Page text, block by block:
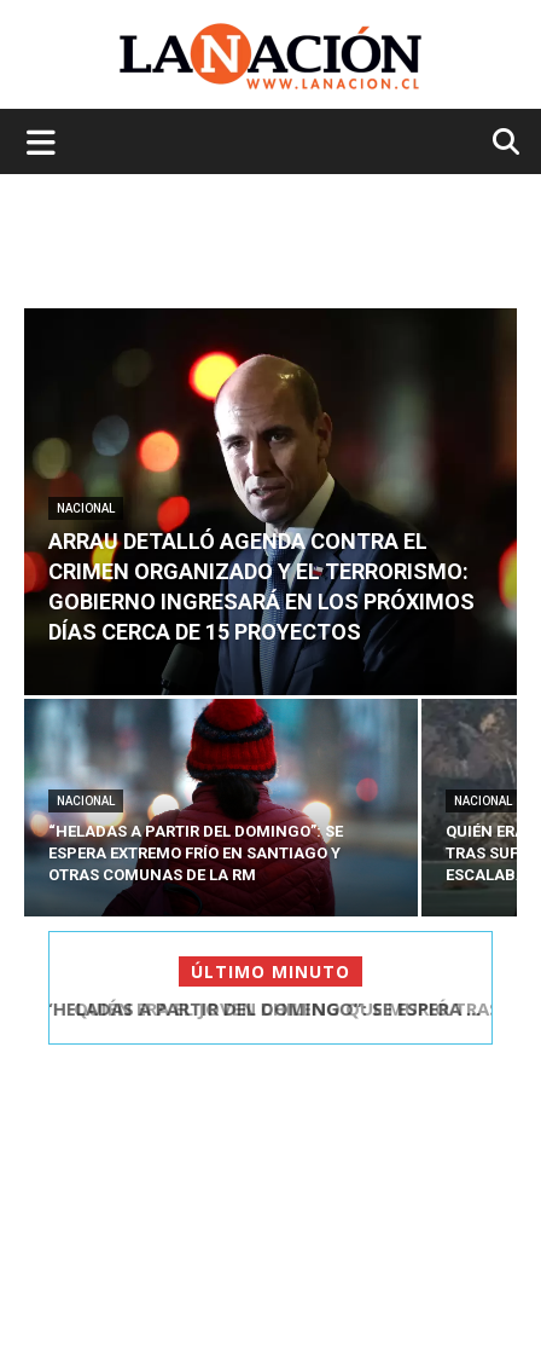
NACIONAL
ARRAU DETALLÓ AGENDA CONTRA EL
CRIMEN ORGANIZADO Y EL TERRORISMO:
GOBIERNO INGRESARÁ EN LOS PRÓXIMOS
DÍAS CERCA DE 15 PROYECTOS
NACIONAL
“HELADAS A PARTIR DEL DOMINGO”: SE
ESPERA EXTREMO FRÍO EN SANTIAGO Y
OTRAS COMUNAS DE LA RM
NACIONAL
QUIÉN ERA
TRAS
ESCALABA
ÚLTIMO MINUTO
QUIÉN ERA EL JOVEN CHILENO QUE MURIÓ TRAS